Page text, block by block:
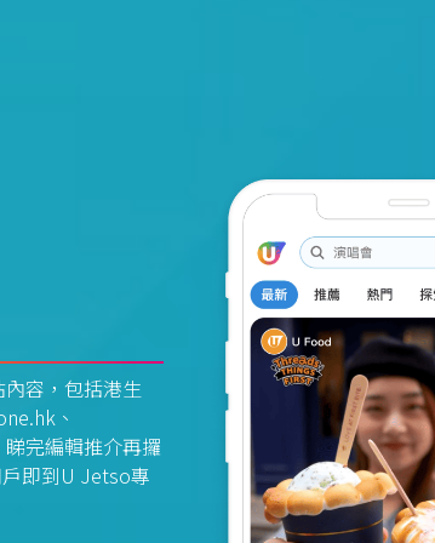
容，包括港生
、
完編輯推介再攞
即到U Jetso專